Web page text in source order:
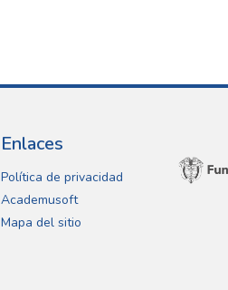
Enlaces
Política de privacidad
Academusoft
Mapa del sitio